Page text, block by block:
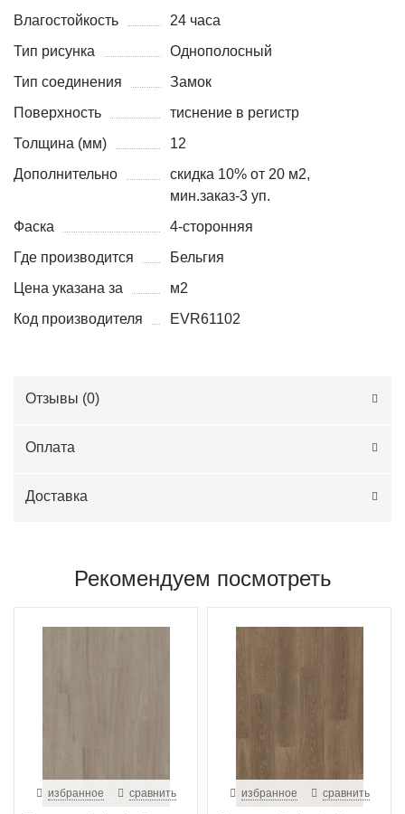
Влагостойкость
24 часа
Тип рисунка
Однополосный
Тип соединения
Замок
Поверхность
тиснение в регистр
Толщина (мм)
12
Дополнительно
скидка 10% от 20 м2,
мин.заказ-3 уп.
Фаска
4-сторонняя
Где производится
Бельгия
Цена указана за
м2
Код производителя
EVR61102
Отзывы (0)
Оплата
Доставка
Рекомендуем посмотреть
избранное сравнить избранное сравнить